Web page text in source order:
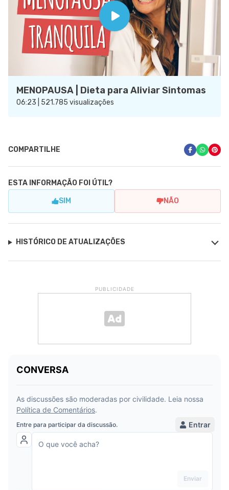
MENOPAUSA | Dieta para Aliviar Sintomas
06:23 | 521.785 visualizações
COMPARTILHE
ESTA INFORMAÇÃO FOI ÚTIL?
SIM NÃO
HISTÓRICO DE ATUALIZAÇÕES
PUBLICIDADE